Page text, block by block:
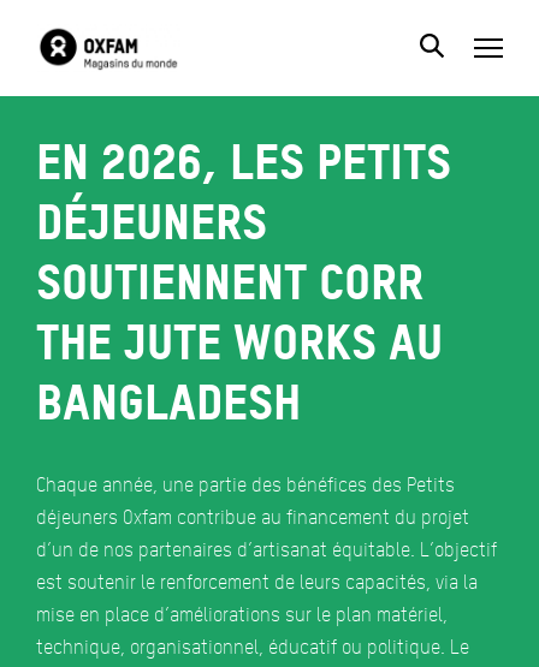
En 2026, les petits
déjeuners
soutiennent Corr
The Jute Works au
Bangladesh
Chaque année, une partie des bénéfices des Petits
déjeuners Oxfam contribue au financement du projet
d’un de nos partenaires d’artisanat équitable. L’objectif
est soutenir le renforcement de leurs capacités, via la
mise en place d’améliorations sur le plan matériel,
technique, organisationnel, éducatif ou politique. Le